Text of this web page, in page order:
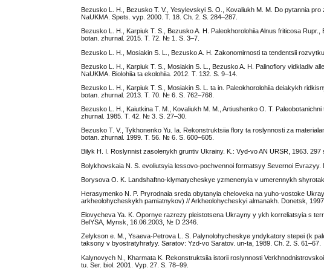
Bezusko L. H., Bezusko T. V., Yesylevskyi S. O., Kovaliukh M. M. Do pytannia
NaUKMA. Spets. vyp. 2000. T. 18. Ch. 2. S. 284–287.
Bezusko L. H., Karpiuk T. S., Bezusko A. H. Paleokhorolohiia Alnus friticosa
botan. zhurnal. 2015. T. 72. № 1. S. 3–7.
Bezusko L. H., Mosiakin S. L., Bezusko A. H. Zakonomirnosti ta tendentsii
Bezusko L. H., Karpiuk T. S., Mosiakin S. L., Bezusko A. H. Palinoflory vidkladiv
NaUKMA. Biolohiia ta ekolohiia. 2012. T. 132. S. 9–14.
Bezusko L. H., Karpiuk T. S., Mosiakin S. L. ta in. Paleokhorolohiia deiakykh
botan. zhurnal. 2013. T. 70. № 6. S. 762–768.
Bezusko L. H., Kaiutkina T. M., Kovaliukh M. M., Artiushenko O. T.
zhurnal. 1985. T. 42. № 3. S. 27–30.
Bezusko T. V., Tykhonenko Yu. Ia. Rekonstruktsiia flory ta roslynnosti za
botan. zhurnal. 1999. T. 56. № 6. S. 600–605.
Bilyk H. I. Roslynnist zasolenykh gruntiv Ukrainy. K.: Vyd-vo AN URSR, 1963. 297
Bolykhovskaia N. S. evoliutsyia lessovo-pochvennoi formatsyy Severnoi Evrazyy.
Borysova O. K. Landshaftno-klymatycheskye yzmenenyia v umerennykh
Herasymenko N. P. Pryrodnaia sreda obytanyia cheloveka na yuho-vostoke
arkheolohycheskykh pamiatnykov) // Arkheolohycheskyi almanakh. Donetsk,
Elovycheva Ya. K. Opornye razrezy pleistotsena Ukrayny y ykh korreliatsyia s
BelYSA, Mynsk, 16.06.2003, № D 2346.
Zelykson e. M., Ysaeva-Petrova L. S. Palynolohycheskye yndykatory stepei (k
taksony v byostratyhrafyy. Saratov: Yzd-vo Saratov. un-ta, 1989. Ch. 2. S. 61–67.
Kalynovych N., Kharmata K. Rekonstruktsiia istorii roslynnosti
tu. Ser. biol. 2001. Vyp. 27. S. 78–99.